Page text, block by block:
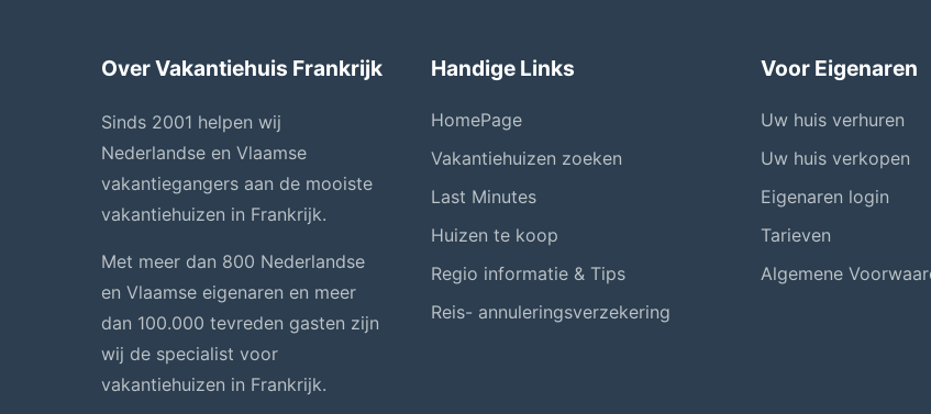
Over Vakantiehuis Frankrijk
Sinds 2001 helpen wij
Nederlandse en Vlaamse
vakantiegangers aan de mooiste
vakantiehuizen in Frankrijk.
Met meer dan 800 Nederlandse
en Vlaamse eigenaren en meer
dan 100.000 tevreden gasten zijn
wij de specialist voor
vakantiehuizen in Frankrijk.
Handige Links
HomePage
Vakantiehuizen zoeken
Last Minutes
Huizen te koop
Regio informatie & Tips
Reis- annuleringsverzekering
Voor Eigenaren
Uw huis verhuren
Uw huis verkopen
Eigenaren login
Tarieven
Algemene